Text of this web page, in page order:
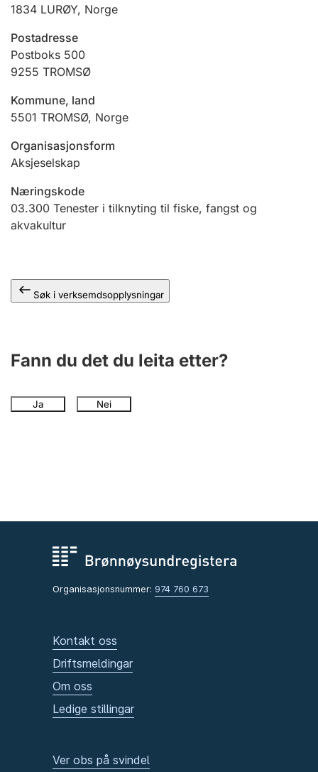
Ektepaktrettleiaren
1834 LURØY, Norge
Postadresse
Postboks 500
9255 TROMSØ
Kommune, land
5501 TROMSØ, Norge
Organisasjonsform
Aksjeselskap
Næringskode
03.300 Tenester i tilknyting til fiske, fangst og
akvakultur
Søk i verksemdsopplysningar
Fann du det du leita etter?
Ja Nei
Organisasjonsnummer: 974 760 673
Kontakt oss
Driftsmeldingar
Om oss
Ledige stillingar
Ver obs på svindel